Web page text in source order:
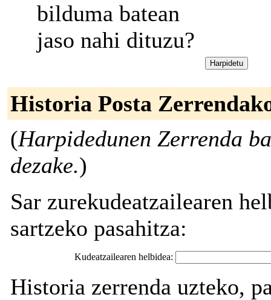
bilduma batean
jaso nahi dituzu?
Historia Posta
(Harpidedunen Zerrenda
dezake.)
Sar zurekudeatzailearen
sartzeko pasahitza:
Kudeatzailearen helbidea:
Historia zerrenda uzteko,